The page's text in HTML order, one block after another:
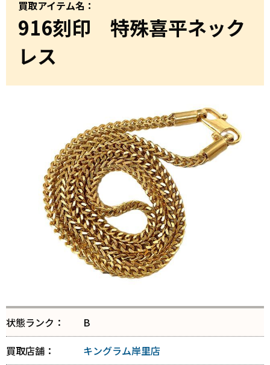
買取アイテム名：
916刻印 特殊喜平ネック
レス
状態ランク：
B
買取店舗：
キングラム岸里店